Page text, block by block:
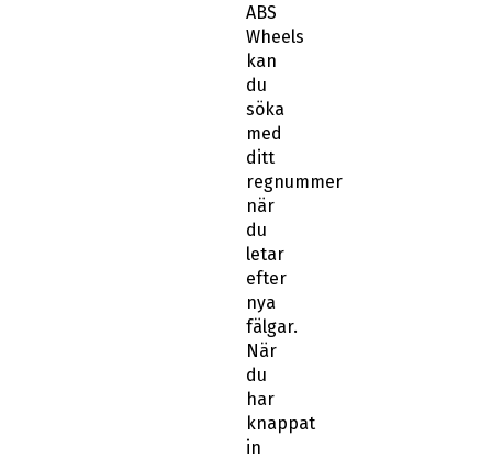
ABS
Wheels
kan
du
söka
med
ditt
regnummer
när
du
letar
efter
nya
fälgar.
När
du
har
knappat
in